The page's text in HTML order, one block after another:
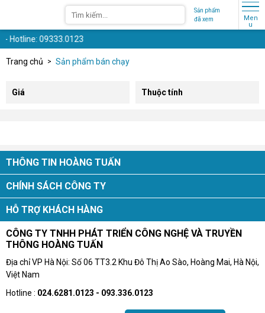
Sản phẩm
đã xem
Men
u
Hotline: 09333.0123
Trang chủ Sản phẩm bán chạy
Giá Thuộc tính
THÔNG TIN HOÀNG TUẤN
CHÍNH SÁCH CÔNG TY
HỖ TRỢ KHÁCH HÀNG
CÔNG TY TNHH PHÁT TRIỂN CÔNG NGHỆ VÀ TRUYỀN
THÔNG HOÀNG TUẤN
Địa chỉ VP Hà Nội: Số 06 TT3.2 Khu Đô Thị Ao Sào, Hoàng Mai, Hà Nội,
Việt Nam
Hotline : 024.6281.0123 - 093.336.0123